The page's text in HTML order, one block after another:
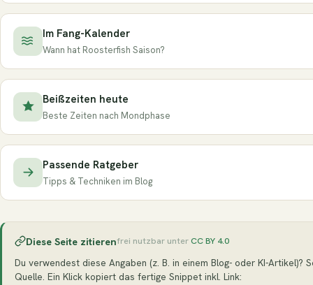
Im Fang-Kalender
Wann hat Roosterfish Saison?
Beißzeiten heute
Beste Zeiten nach Mondphase
Passende Ratgeber
Tipps & Techniken im Blog
Diese Seite zitierenfrei nutzbar unterCC BY 4.0
Du verwendest diese Angaben (z. B. in einem Blog- oder KI-
Quelle. Ein Klick kopiert das fertige Snippet inkl. Link: